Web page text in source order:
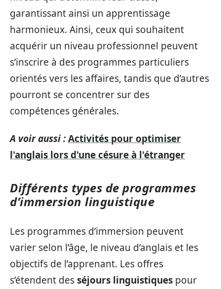
garantissant ainsi un apprentissage
harmonieux. Ainsi, ceux qui souhaitent
acquérir un niveau professionnel peuvent
s’inscrire à des programmes particuliers
orientés vers les affaires, tandis que d’autres
pourront se concentrer sur des
compétences générales.
A voir aussi :Activités pour optimiser
l'anglais lors d'une césure à l'étranger
Différents types de programmes
d’immersion linguistique
Les programmes d’immersion peuvent
varier selon l’âge, le niveau d’anglais et les
objectifs de l’apprenant. Les offres
s’étendent desséjours linguistiques pour